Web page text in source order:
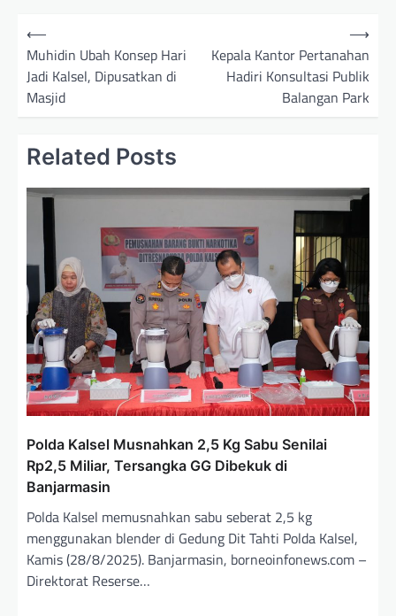
N⟵
Muhidin Ubah Konsep Hari
Jadi Kalsel, Dipusatkan di
Masjid
Kepala Kantor Pertanahan
Hadiri Konsultasi Publik
Balangan Park
⟶
Related Posts
Polda Kalsel Musnahkan 2,5 Kg Sabu Senilai
Rp2,5 Miliar, Tersangka GG Dibekuk di
Banjarmasin
Polda Kalsel memusnahkan sabu seberat 2,5 kg
menggunakan blender di Gedung Dit Tahti Polda Kalsel,
Kamis (28/8/2025). Banjarmasin, borneoinfonews.com –
Direktorat Reserse…